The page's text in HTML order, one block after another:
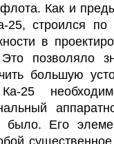
флота. Как и
строился по
в
позволяло
большую
25
Его